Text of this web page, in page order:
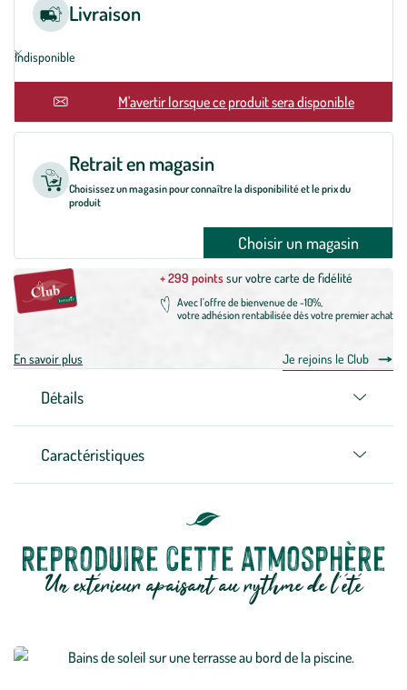
Livraison
Indisponible
En rupture M'avertir lorsque ce produit sera disponible
Retrait en magasin
Choisissez un magasin pour connaître la disponibilité et le prix du
produit
Choisir un magasin
+ 299 pointssur votre carte de fidélité
Avec l'offre de bienvenue de -10%,
votre adhésion rentabilisée dès votre premier achat
En savoir plus Je rejoins le Club
Détails
Caractéristiques
Reproduire cette atmosphère
Un extérieur apaisant au rythme de l’été